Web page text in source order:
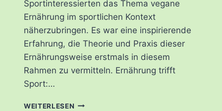
Sportinteressierten das Thema vegane
Ernährung im sportlichen Kontext
näherzubringen. Es war eine inspirierende
Erfahrung, die Theorie und Praxis dieser
Ernährungsweise erstmals in diesem
Rahmen zu vermitteln. Ernährung trifft
Sport:…
WEITERLESEN WORKSHOP